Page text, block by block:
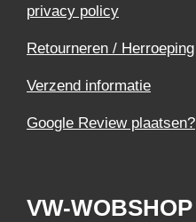
privacy policy
Retourneren / Herroeping
Verzend informatie
Google Review plaatsen?
VW-WOBSHOP